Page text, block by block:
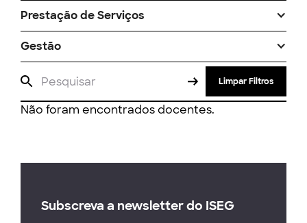
Prestação de Serviços
Gestão
Limpar Filtros
Não foram encontrados docentes.
Subscreva a newsletter do ISEG